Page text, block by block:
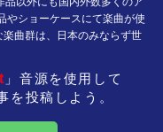
やショーケースにて楽曲が使
曲群は、日本のみならず世
」音源を使用して
を投稿しよう。